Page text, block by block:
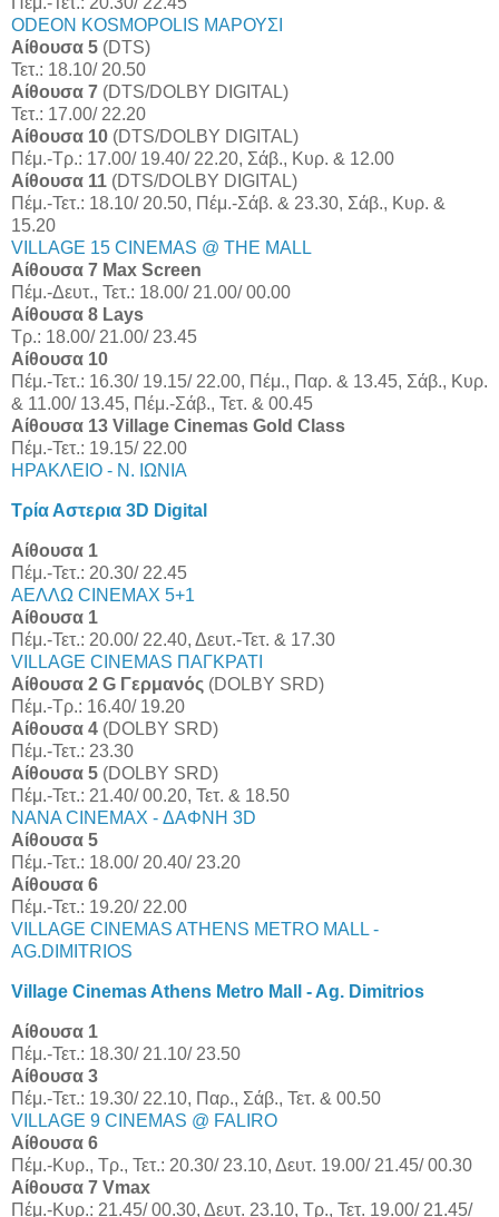
ODEON KOSMOPOLIS ΜΑΡΟΥΣΙ
Αίθουσα 5 (DTS)
Τετ.: 18.10/ 20.50
Αίθουσα 7 (DTS/DOLBY DIGITAL)
Τετ.: 17.00/ 22.20
Αίθουσα 10 (DTS/DOLBY DIGITAL)
Πέμ.-Τρ.: 17.00/ 19.40/ 22.20, Σάβ., Κυρ. & 12.00
Αίθουσα 11 (DTS/DOLBY DIGITAL)
Πέμ.-Τετ.: 18.10/ 20.50, Πέμ.-Σάβ. & 23.30, Σάβ., Κυρ. &
15.20
VILLAGE 15 CINEMAS @ THE MALL
Αίθουσα 7 Max Screen
Πέμ.-Δευτ., Τετ.: 18.00/ 21.00/ 00.00
Αίθουσα 8 Lays
Τρ.: 18.00/ 21.00/ 23.45
Αίθουσα 10
Πέμ.-Τετ.: 16.30/ 19.15/ 22.00, Πέμ., Παρ. & 13.45, Σάβ., Κυρ.
& 11.00/ 13.45, Πέμ.-Σάβ., Τετ. & 00.45
Αίθουσα 13 Village Cinemas Gold Class
Πέμ.-Τετ.: 19.15/ 22.00
ΗΡΑΚΛΕΙΟ - Ν. ΙΩΝΙΑ
Τρία Αστερια 3D Digital
Αίθουσα 1
Πέμ.-Τετ.: 20.30/ 22.45
ΑΕΛΛΩ CINEMAX 5+1
Αίθουσα 1
Πέμ.-Τετ.: 20.00/ 22.40, Δευτ.-Τετ. & 17.30
VILLAGE CINEMAS ΠΑΓΚΡΑΤΙ
Αίθουσα 2 G Γερμανός (DOLBY SRD)
Πέμ.-Τρ.: 16.40/ 19.20
Αίθουσα 4 (DOLBY SRD)
Πέμ.-Τετ.: 23.30
Αίθουσα 5 (DOLBY SRD)
Πέμ.-Τετ.: 21.40/ 00.20, Τετ. & 18.50
NANA CINEMAX - ΔΑΦΝΗ 3D
Αίθουσα 5
Πέμ.-Τετ.: 18.00/ 20.40/ 23.20
Αίθουσα 6
Πέμ.-Τετ.: 19.20/ 22.00
VILLAGE CINEMAS ATHENS METRO MALL -
AG.DIMITRIOS
Village Cinemas Athens Metro Mall - Ag. Dimitrios
Αίθουσα 1
Πέμ.-Τετ.: 18.30/ 21.10/ 23.50
Αίθουσα 3
Πέμ.-Τετ.: 19.30/ 22.10, Παρ., Σάβ., Τετ. & 00.50
VILLAGE 9 CINEMAS @ FALIRO
Αίθουσα 6
Πέμ.-Κυρ., Τρ., Τετ.: 20.30/ 23.10, Δευτ. 19.00/ 21.45/ 00.30
Αίθουσα 7 Vmax
Πέμ.-Κυρ.: 21.45/ 00.30, Δευτ. 23.10, Τρ., Τετ. 19.00/ 21.45/